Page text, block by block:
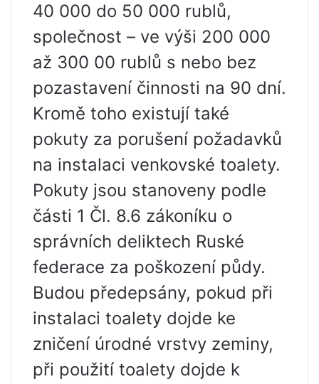
40 000 do 50 000 rublů,
společnost – ve výši 200 000
až 300 00 rublů s nebo bez
pozastavení činnosti na 90 dní.
Kromě toho existují také
pokuty za porušení požadavků
na instalaci venkovské toalety.
Pokuty jsou stanoveny podle
části 1 Čl. 8.6 zákoníku o
správních deliktech Ruské
federace za poškození půdy.
Budou předepsány, pokud při
instalaci toalety dojde ke
zničení úrodné vrstvy zeminy,
při použití toalety dojde k